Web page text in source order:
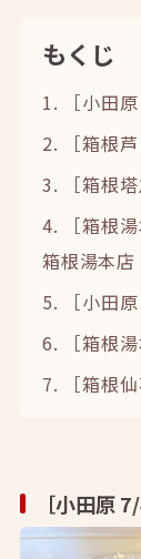
もくじ
1. ［小田
2. ［箱根
3. ［箱根
4. ［箱根
箱根湯本店
5. ［小田
6. ［箱根
7. ［箱根
［小田原